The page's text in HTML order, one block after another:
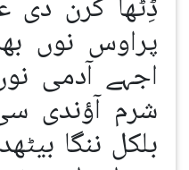
ڈِٹھا کرن دی
پراوس نوں
اجہے آدمی
شرم آؤندی
بلکل ننگا